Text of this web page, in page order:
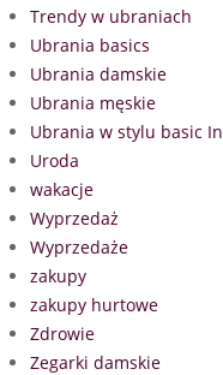
Trendy w ubraniach
Ubrania basics
Ubrania damskie
Ubrania męskie
Ubrania w stylu basic
Uroda
wakacje
Wyprzedaż
Wyprzedaże
zakupy
zakupy hurtowe
Zdrowie
Zegarki damskie